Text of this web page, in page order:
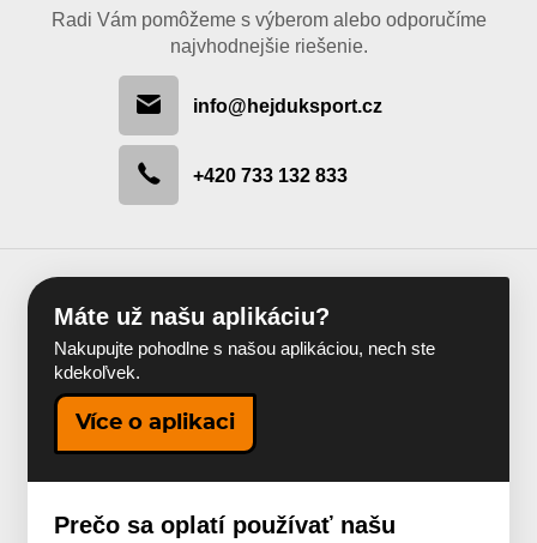
Radi Vám pomôžeme s výberom alebo odporučíme
najvhodnejšie riešenie.
info@hejduksport.cz
+420 733 132 833
Máte už našu aplikáciu?
Nakupujte pohodlne s našou aplikáciou, nech ste
kdekoľvek.
Více o aplikaci
Prečo sa oplatí používať našu